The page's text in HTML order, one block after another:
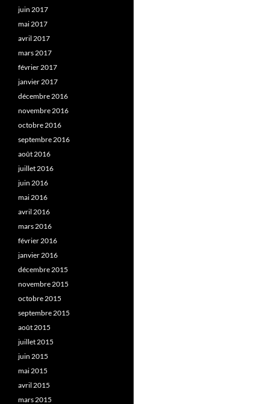
juin 2017
mai 2017
avril 2017
mars 2017
février 2017
janvier 2017
décembre 2016
novembre 2016
octobre 2016
septembre 2016
août 2016
juillet 2016
juin 2016
mai 2016
avril 2016
mars 2016
février 2016
janvier 2016
décembre 2015
novembre 2015
octobre 2015
septembre 2015
août 2015
juillet 2015
juin 2015
mai 2015
avril 2015
mars 2015